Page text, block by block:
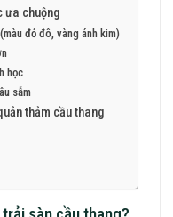
ưa chuộng
đỏ đô, vàng ánh kim)
học
sẫm
thảm cầu thang